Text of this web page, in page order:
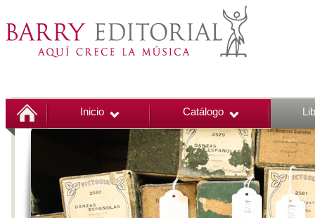
Inicio Catálogo